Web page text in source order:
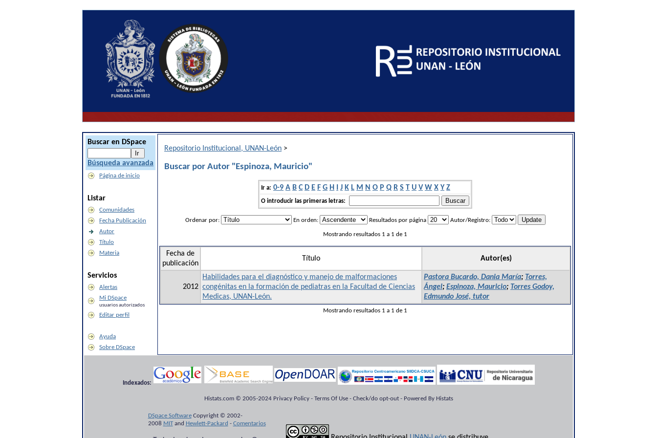
Buscar en DSpace
Búsqueda avanzada
Página de inicio
Listar
Comunidades
Fecha Publicación
Autor
Título
Materia
Servicios
Alertas
Mi DSpace
usuarios autorizados
Editar perfil
Ayuda
Sobre DSpace
Repositorio Institucional, UNAN-León >
Buscar por Autor "Espinoza, Mauricio"
Ir a: 0-9 A B C D E F G H I J K L M N O P Q R S T U V W X Y Z
O introducir las primeras letras:
Ordenar por: En orden: Resultados por página Autor/Registro:
Mostrando resultados 1 a 1 de 1
Fecha de
publicación
Título Autor(es)
2012
Habilidades para el diagnóstico y manejo de malformaciones
congénitas en la formación de pediatras en la Facultad de Ciencias
Medicas, UNAN-León.
Pastora Bucardo, Dania María; Torres,
Ángel; Espinoza, Mauricio; Torres Godoy,
Edmundo José, tutor
Mostrando resultados 1 a 1 de 1
Indexados:
Histats.com © 2005-2024 Privacy Policy - Terms Of Use - Check/do opt-out - Powered By Histats
DSpace SoftwareCopyright © 2002-
2008 MITand Hewlett-Packard - Comentarios